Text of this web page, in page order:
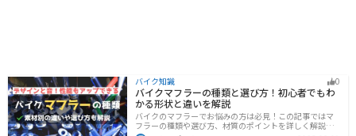
バイク知識 0
バイクマフラーの種類と選び方！初心者でもわ
かる形状と違いを解説
バイクのマフラーでお悩みの方は必見！この記事ではマ
フラーの種類や選び方、材質のポイントを詳しく解説し